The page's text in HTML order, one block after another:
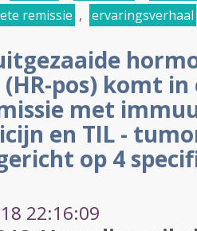
remissie , ervaringsverhaal
pos) komt
met
en TIL -
op 4
22:16:09